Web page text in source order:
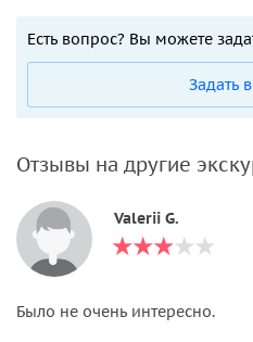
Есть вопрос? Вы можете
Задать
Отзывы на другие
Valerii G.
Было не очень интересно.